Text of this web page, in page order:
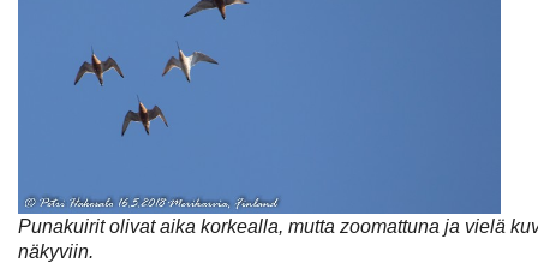
Punakuirit olivat aika korkealla, mutta zoomattuna ja vielä
näkyviin.